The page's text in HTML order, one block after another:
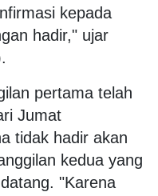
kepada
hadir," ujar
pertama telah
Jumat
tidak hadir akan
kedua yang
"Karena